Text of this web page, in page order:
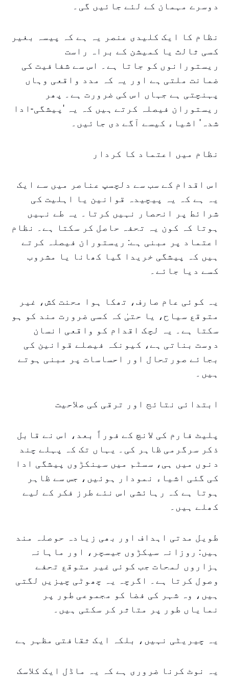
دوسرے مہمان کے لئے جائیں گی۔
نظام کا ایک کلیدی عنصر یہ ہے کہ پیسہ بغیر
کسی ثالث یا کمیشن کے براہ راست
ریستورانوں کو جاتا ہے۔ اس سے شفافیت کی
ضمانت ملتی ہے اور یہ کہ مدد واقعی وہاں
پہنچتی ہے جہاں اس کی ضرورت ہے۔ پھر
ریستوران فیصلہ کرتے ہیں کہ یہ 'پیشگی-ادا
شدہ' اشیاء کیسے آگے دی جائیں۔
نظام میں اعتماد کا کردار
اس اقدام کے سب سے دلچسپ عناصر میں سے ایک
یہ ہے کہ یہ پیچیدہ قوانین یا اہلیت کی
شرائط پر انحصار نہیں کرتا۔ یہ طے نہیں
ہوتا کہ کون یہ تحفہ حاصل کر سکتا ہے۔ نظام
اعتماد پر مبنی ہے: ریستوران فیصلہ کرتے
ہیں کہ پیشگی خریدا گیا کھانا یا مشروب
کسے دیا جائے۔
یہ کوئی عام صارف، تھکا ہوا محنت کش، غیر
متوقع سیاح، یا حتیٰ کہ کسی ضرورت مند کو ہو
سکتا ہے۔ یہ لچک اقدام کو واقعی انسان
دوست بناتی ہے، کیونکہ فیصلے قوانین کی
بجائے صورتحال اور احساسات پر مبنی ہوتے
ہیں۔
ابتدائی نتائج اور ترقی کی صلاحیت
پلیٹ فارم کی لانچ کے فوراً بعد، اس نے قابل
ذکر سرگرمی ظاہر کی۔ یہاں تک کہ پہلے چند
دنوں میں ہی، سسٹم میں سینکڑوں پیشگی ادا
کی گئی اشیاء نمودار ہوئیں، جس سے ظاہر
ہوتا ہے کہ رہائشی اس نئے طرز فکر کے لیے
کھلے ہیں۔
طویل مدتی اہداف اور بھی زیادہ حوصلہ مند
ہیں: روزانہ سیکڑوں جیسچر، اور ماہانہ
ہزاروں لمحات جب کوئی غیر متوقع تحفے
وصول کرتا ہے۔ اگرچہ یہ چھوٹی چیزیں لگتی
ہیں، وہ شہر کی فضا کو مجموعی طور پر
نمایاں طور پر متاثر کر سکتی ہیں۔
یہ چیریٹی نہیں، بلکہ ایک ثقافتی مظہر ہے
یہ نوٹ کرنا ضروری ہے کہ یہ ماڈل ایک کلاسک